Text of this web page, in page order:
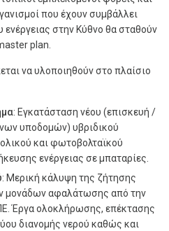
που έχουν συμβάλλει
στην Κύθνο θα σταθούν
plan.
να υλοποιηθούν στο πλαίσιο
: Εγκατάσταση νέου (επισκευή /
υποδομών) υβριδικού
και φωτοβολταϊκού
ενέργειας σε μπαταρίες.
: Μερική κάλυψη της ζήτησης
μονάδων αφαλάτωσης από την
Έργα ολοκλήρωσης, επέκτασης
διανομής νερού καθώς και